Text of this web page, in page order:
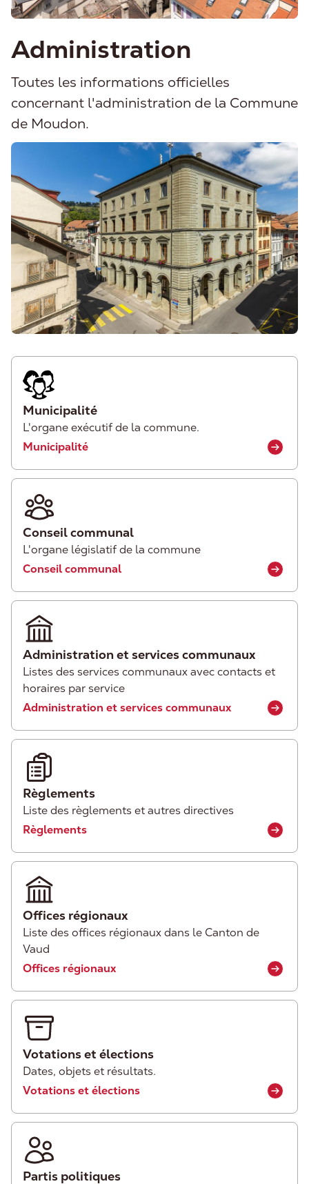
Administration
Toutes les informations officielles
concernant l'administration de la Commune
de Moudon.
Municipalité
L'organe exécutif de la commune.
Municipalité
Conseil communal
L'organe législatif de la commune
Conseil communal
Administration et services communaux
Listes des services communaux avec contacts et
horaires par service
Administration et services communaux
Règlements
Liste des règlements et autres directives
Règlements
Offices régionaux
Liste des offices régionaux dans le Canton de
Vaud
Offices régionaux
Votations et élections
Dates, objets et résultats.
Votations et élections
Partis politiques